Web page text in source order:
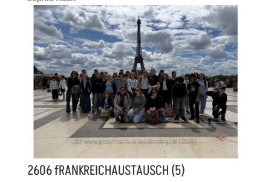
2606 fRANKREICHAUSTAUSCH (5)